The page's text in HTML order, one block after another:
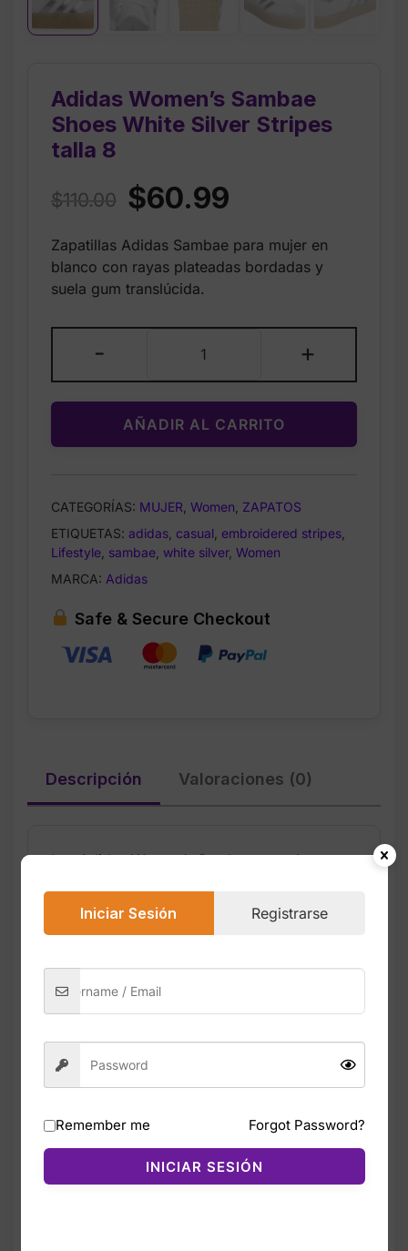
Adidas Women’s Sambae
Shoes White Silver Stripes
talla 8
$110.00 Original
was:
$110.00.
$60.99
is:
Zapatillas Adidas Sambae para mujer en
blanco con rayas plateadas bordadas y
suela gum translúcida.
-
Women’s
Sambae
Shoes
White
Silver
8
cantidad
+
AÑADIR AL CARRITO
CATEGORÍAS: MUJER Women ZAPATOS
ETIQUETAS: adidas casual embroidered stripes
Lifestyle sambae white silver, Women
MARCA: Adidas
Safe & Secure Checkout
Descripción Valoraciones (0)
Las Adidas Women’s Sambae en color
versión moderna del icónico diseño Samba.
Este modelo combina un upper de nubuck
tono plateado, aportando un look limpio,
premium y muy actual.
translúcida que añade estilo y durabilidad.
El cierre lace-up proporciona ajuste seguro
outfits casuales, jeans, pantalones anchos o
looks urbanos.
Iniciar Sesión Registrarse
Remember me Forgot Password?
INICIAR SESIÓN